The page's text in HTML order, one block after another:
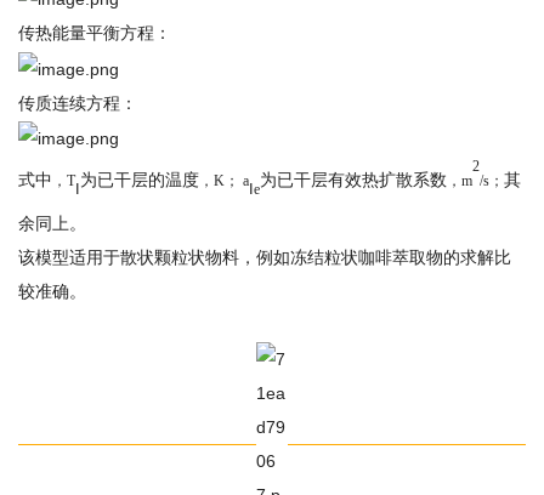
传热能量平衡方程：
传质连续方程：
式中 ，T 为已干层的温度 ，K ； a
Ⅰe
为已干层有效热扩散系数 ，m
2
/s；其
余同上。
该模型适用于散状颗粒状物料，例如冻结粒状咖啡萃取物的求解比
较准确。